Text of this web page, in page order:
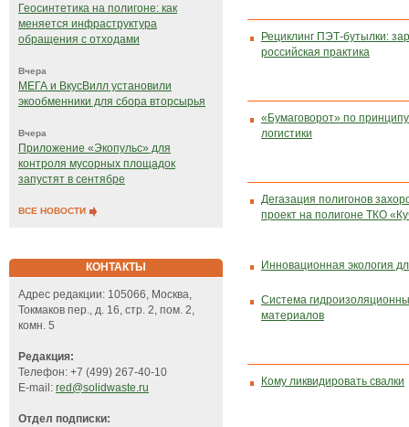
Геосинтетика на полигоне: как
меняется инфраструктура
обращения с отходами
Вчера
МЕГА и ВкусВилл установили
экообменники для сбора вторсырья
Вчера
Приложение «Экопульс» для
контроля мусорных площадок
запустят в сентябре
ВСЕ НОВОСТИ
КОНТАКТЫ
Адрес редакции: 105066, Москва,
Токмаков пер., д. 16, стр. 2, пом. 2,
комн. 5
Редакция:
Телефон: +7 (499) 267-40-10
E-mail: red@solidwaste.ru
Отдел подписки:
Рециклинг ПЭТ-бутылки:
российская практика
«Бумаговорот» по
логистики
Дегазация полигонов
проект на полигоне ТКО
Инновационная экология
Система
материалов
Кому ликвидировать свалки